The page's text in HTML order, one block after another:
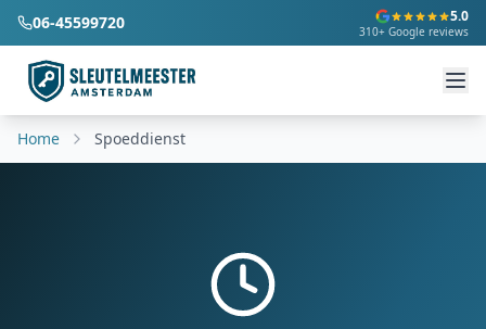
06-45599720 5.0
310+ Google reviews
Home Spoeddienst